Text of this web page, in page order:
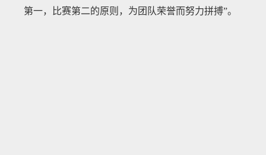
第一，比赛第二的原则，为团队荣誉而努力拼搏”。